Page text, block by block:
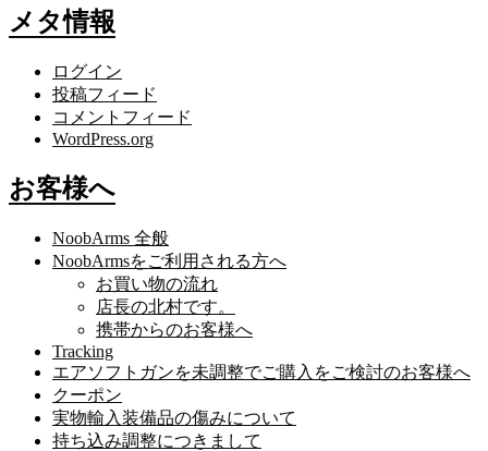
ゴ
リ
メタ情報
ログイン
投稿フィード
コメントフィード
WordPress.org
お客様へ
NoobArms 全般
NoobArmsをご利用される方へ
お買い物の流れ
店長の北村です。
携帯からのお客様へ
Tracking
エアソフトガンを未調整でご購入をご検討のお客様へ
クーポン
実物輸入装備品の傷みについて
持ち込み調整につきまして